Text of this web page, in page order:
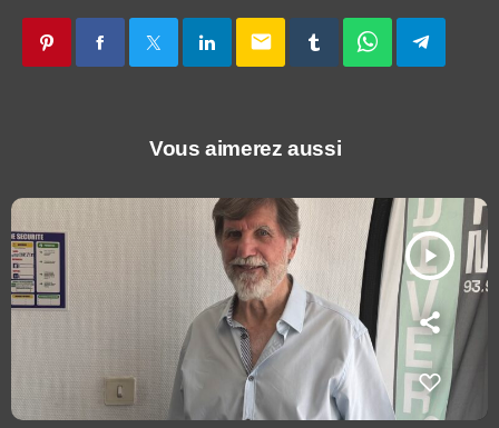
email
Vous aimerez aussi
play_arrow